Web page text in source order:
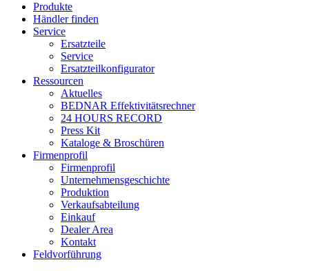
Produkte
Händler finden
Service
Ersatzteile
Service
Ersatzteilkonfigurator
Ressourcen
Aktuelles
BEDNAR Effektivitätsrechner
24 HOURS RECORD
Press Kit
Kataloge & Broschüren
Firmenprofil
Firmenprofil
Unternehmensgeschichte
Produktion
Verkaufsabteilung
Einkauf
Dealer Area
Kontakt
Feldvorführung